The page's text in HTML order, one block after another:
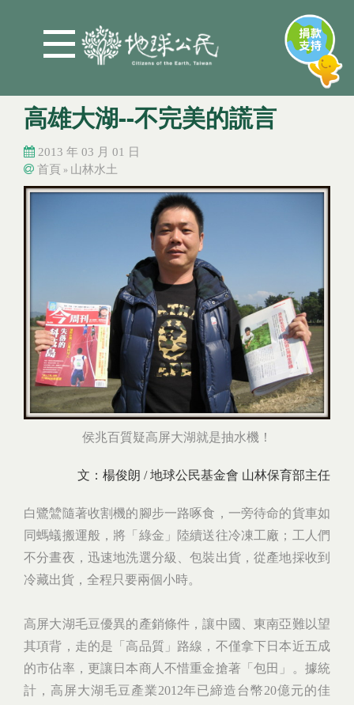
高雄大湖--不完美的謊言
2013 年 03 月 01 日
您在這裡
首頁 » 山林水土
您在這裡
侯兆百質疑高屏大湖就是抽水機！
文：楊俊朗 / 地球公民基金會 山林保育部主任
白鷺鷥隨著收割機的腳步一路啄食，一旁待命的貨車如
同螞蟻搬運般，將「綠金」陸續送往冷凍工廠；工人們
不分晝夜，迅速地洗選分級、包裝出貨，從產地採收到
冷藏出貨，全程只要兩個小時。
高屏大湖毛豆優異的產銷條件，讓中國、東南亞難以望
其項背，走的是「高品質」路線，不僅拿下日本近五成
的市佔率，更讓日本商人不惜重金搶著「包田」。據統
計，高屏大湖毛豆產業2012年已締造台幣20億元的佳